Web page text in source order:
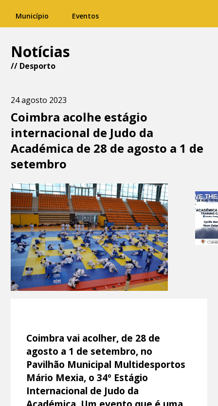
Município Eventos
Notícias
// Desporto
24 agosto 2023
Coimbra acolhe estágio
internacional de Judo da
Académica de 28 de agosto a 1 de
setembro
Coimbra vai acolher, de 28 de
agosto a 1 de setembro, no
Pavilhão Municipal Multidesportos
Mário Mexia, o 34º Estágio
Internacional de Judo da